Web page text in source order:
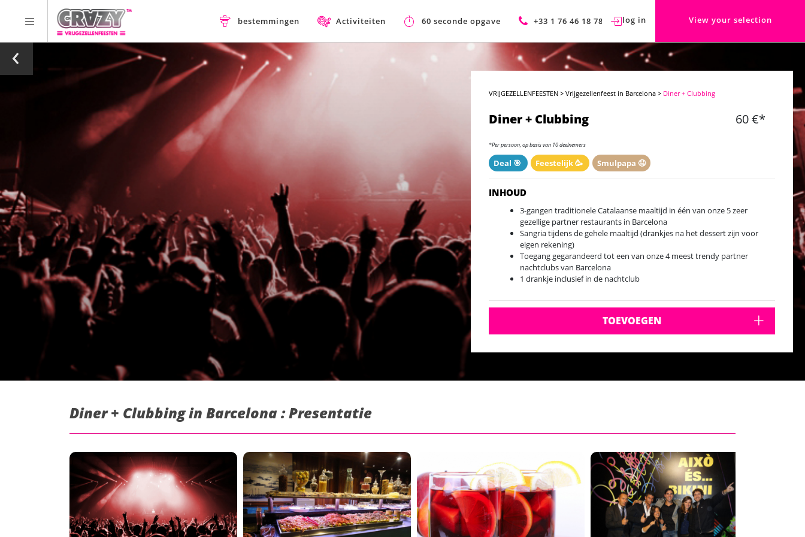
bestemmingen Activiteiten 60 seconde opgave +33 1 76 46 18 78 log in View your selection
VRIJGEZELLENFEESTEN >Vrijgezellenfeest in Barcelona > Diner + Clubbing
Diner + Clubbing 60 €*
*Per persoon, op basis van 10 deelnemers
Deal 🎯 Feestelijk 🥳 Smulpapa 🤤
INHOUD
3-gangen traditionele Catalaanse maaltijd in één van onze 5 zeer
gezellige partner restaurants in Barcelona
Sangria tijdens de gehele maaltijd (drankjes na het dessert zijn voor
eigen rekening)
Toegang gegarandeerd tot een van onze 4 meest trendy partner
nachtclubs van Barcelona
1 drankje inclusief in de nachtclub
TOEVOEGEN
Diner + Clubbing in Barcelona : Presentatie